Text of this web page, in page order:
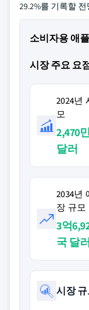
29.2%를 기록할
소비자용 애
시장 주요 요
2024년
모
2,470
달러
2034년
장 규모
3억
국 달러
시장